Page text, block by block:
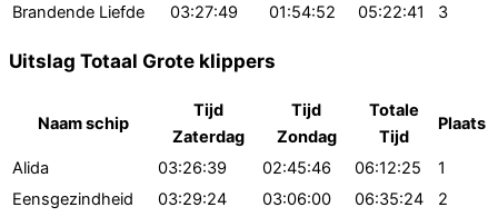
Brandende Liefde 03:27:49 01:54:52 05:22:41 3
Uitslag Totaal Grote klippers
Naam schip
Tijd
Zaterdag
Tijd
Zondag
Totale
Tijd
Plaats
Alida 03:26:39 02:45:46 06:12:25
1
Eensgezindheid
03:29:24 03:06:00 06:35:24
2